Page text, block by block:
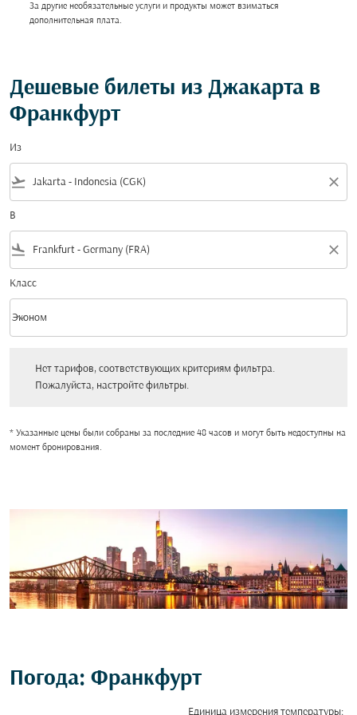
За другие необязательные услуги и продукты может взиматься
дополнительная плата.
Дешевые билеты из Джакарта в
Франкфурт
Из
flight_takeoff close
В
flight_land close
Класс
Класс option Эконом Selected
Эконом
keyboard_arrow_down
Нет тарифов, соответствующих критериям фильтра.
Пожалуйста, настройте фильтры.
* Указанные цены были собраны за последние 48 часов и могут быть недоступны на
момент бронирования.
Погода: Франкфурт
Единица измерения температуры: